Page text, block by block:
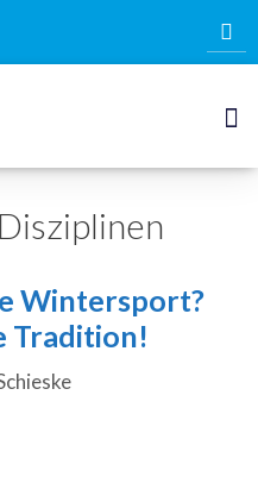
Wintersport?
Tradition!